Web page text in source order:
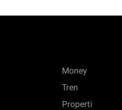
Money
Tren
Properti